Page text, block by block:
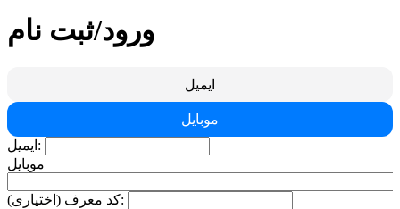
ورود/ثبت نام
ایمیل
موبایل
ایمیل:
موبایل
کد معرف (اختیاری):